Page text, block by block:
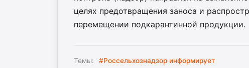
целях предотвращения заноса и
перемещении подкарантинной продукции.
Темы: #Россельхознадзор информирует